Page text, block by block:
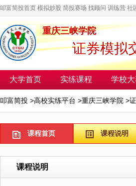
叩富简投首页 模拟炒股 简投赛场 找顾问 训练营 社
重庆三峡学院
证券模拟
大学首页 实练课程 学校
叩富简投 >高校实练平台 >重庆三峡学院 >
课程首页 课程说明
课程说明